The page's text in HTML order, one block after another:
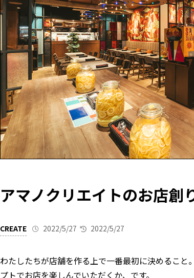
アマノクリエイトのお店創
CREATE 2022/5/27 2022/5/27
わたしたちが店舗を作る上で一番最初に決めること
プトでお店を楽しんでいただくか、です。